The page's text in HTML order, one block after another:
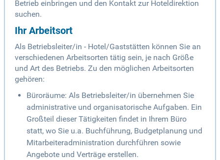
Betrieb einbringen und den Kontakt zur Hoteldirektion
suchen.
Ihr Arbeitsort
Als Betriebsleiter/in - Hotel/Gaststätten können Sie an
verschiedenen Arbeitsorten tätig sein, je nach Größe
und Art des Betriebs. Zu den möglichen Arbeitsorten
gehören:
Büroräume: Als Betriebsleiter/in übernehmen Sie
administrative und organisatorische Aufgaben. Ein
Großteil dieser Tätigkeiten findet in Ihrem Büro
statt, wo Sie u.a. Buchführung, Budgetplanung und
Mitarbeiteradministration durchführen sowie
Angebote und Verträge erstellen.